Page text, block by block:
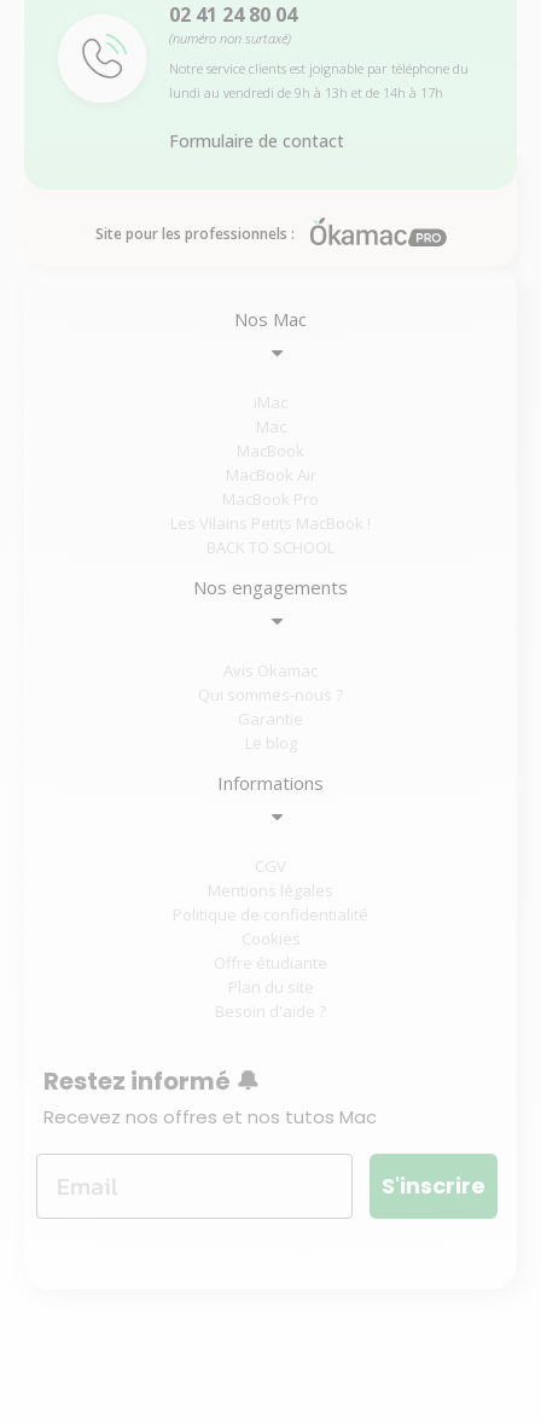
02 41 24 80 04
(numéro non surtaxé)
Notre service clients est joignable par téléphone du
lundi au vendredi de 9h à 13h et de 14h à 17h
Formulaire de contact
Site pour les professionnels :
Nos Mac
iMac
Mac
MacBook
MacBook Air
MacBook Pro
Les Vilains Petits MacBook !
BACK TO SCHOOL
Nos engagements
Avis Okamac
Qui sommes-nous ?
Garantie
Le blog
Informations
CGV
Mentions légales
Politique de confidentialité
Cookies
Offre étudiante
Plan du site
Besoin d'aide ?
Restez informé 🔔
Recevez nos offres et nos tutos Mac
S'inscrire